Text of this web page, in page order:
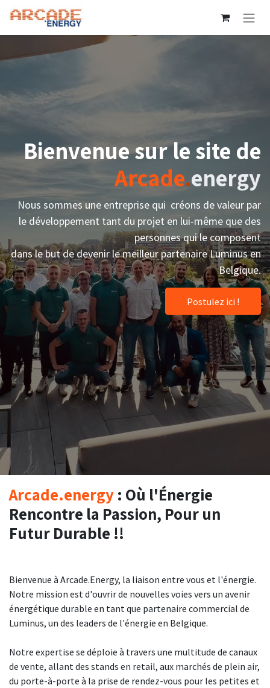
Se rendre au contenu
Bienvenue sur le site de
Arcade.energy
Nous sommes une entreprise qui créons de valeur par
le développement tant du projet en lui-même que des
personnes qui le composent
dans le but de devenir le meilleur partenaire Luminus en
Belgique.
Postulez ici !
Arcade.energy: Où l'Énergie
Rencontre la Passion, Pour un
Futur Durable !!
Bienvenue à Arcade.Energy, la liaison entre vous et l'énergie.
Notre mission est d'ouvrir de nouvelles voies vers un avenir
énergétique durable en tant que partenaire commercial de
Luminus, un des leaders de l'énergie en Belgique.
Notre expertise se déploie à travers une multitude de canaux
de vente, allant des stands en retail, aux marchés de plein air,
du porte-à-porte à la prise de rendez-vous pour les petites et